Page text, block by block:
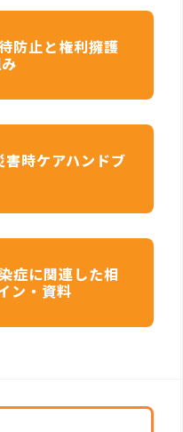
防止と権利擁護
時ケアハンドブ
症に関連した相
ン・資料